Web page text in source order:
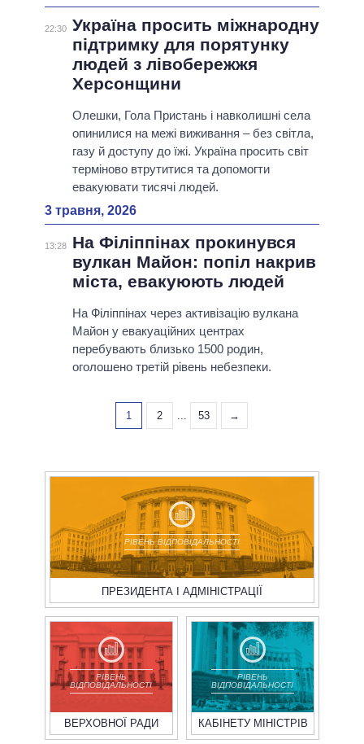
22:30 Україна просить міжнародну
підтримку для порятунку
людей з лівобережжя
Херсонщини
Олешки, Гола Пристань і навколишні села
опинилися на межі виживання – без світла,
газу й доступу до їжі. Україна просить світ
терміново втрутитися та допомогти
евакуювати тисячі людей.
3 травня, 2026
13:28
На Філіппінах прокинувся
вулкан Майон: попіл накрив
міста, евакуюють людей
На Філіппінах через активізацію вулкана
Майон у евакуаційних центрах
перебувають близько 1500 родин,
оголошено третій рівень небезпеки.
1 2 ... 53 →
РІВЕНЬ ВІДПОВІДАЛЬНОСТІ
ПРЕЗИДЕНТА І АДМІНІСТРАЦІЇ
РІВЕНЬ
ВІДПОВІДАЛЬНОСТІ
ВЕРХОВНОЇ РАДИ
РІВЕНЬ
ВІДПОВІДАЛЬНОСТІ
КАБІНЕТУ МІНІСТРІВ